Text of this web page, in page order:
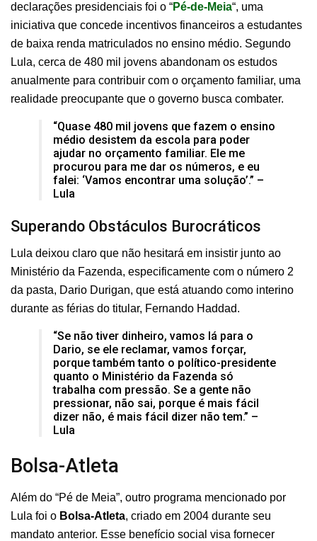
declarações presidenciais foi o “Pé-de-Meia“, uma
iniciativa que concede incentivos financeiros a estudantes
de baixa renda matriculados no ensino médio. Segundo
Lula, cerca de 480 mil jovens abandonam os estudos
anualmente para contribuir com o orçamento familiar, uma
realidade preocupante que o governo busca combater.
“Quase 480 mil jovens que fazem o ensino
médio desistem da escola para poder
ajudar no orçamento familiar. Ele me
procurou para me dar os números, e eu
falei: ‘Vamos encontrar uma solução’.” –
Lula
Superando Obstáculos Burocráticos
Lula deixou claro que não hesitará em insistir junto ao
Ministério da Fazenda, especificamente com o número 2
da pasta, Dario Durigan, que está atuando como interino
durante as férias do titular, Fernando Haddad.
“Se não tiver dinheiro, vamos lá para o
Dario, se ele reclamar, vamos forçar,
porque também tanto o político-presidente
quanto o Ministério da Fazenda só
trabalha com pressão. Se a gente não
pressionar, não sai, porque é mais fácil
dizer não, é mais fácil dizer não tem.” –
Lula
Bolsa-Atleta
Além do “Pé de Meia”, outro programa mencionado por
Lula foi o Bolsa-Atleta, criado em 2004 durante seu
mandato anterior. Esse benefício social visa fornecer